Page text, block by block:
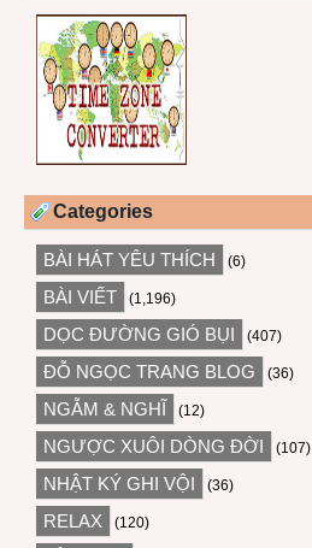
Categories
BÀI HÁT YÊU THÍCH (6)
BÀI VIẾT (1,196)
DỌC ĐƯỜNG GIÓ BỤI (407)
ĐỖ NGỌC TRANG BLOG (36)
NGẪM & NGHĨ (12)
NGƯỢC XUÔI DÒNG ĐỜI (107)
NHẬT KÝ GHI VỘI (36)
RELAX (120)